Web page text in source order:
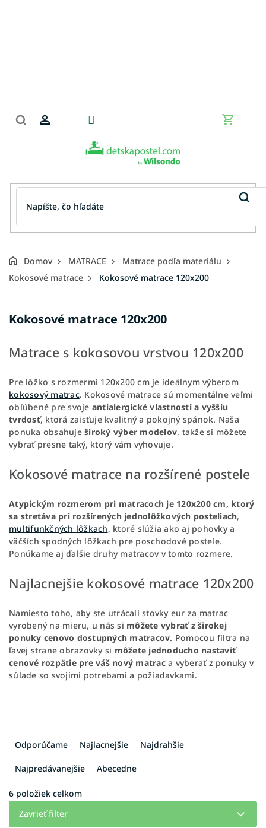
Domov MATRACE
Matrace podľa materiálu
Kokosové matrace
Kokosové matrace 120x200
Kokosové matrace 120x200
Matrace s kokosovou vrstvou 120x200
Pre lôžko s rozmermi 120x200 cm je ideálnym výberom
kokosový matrac. Kokosové matrace sú momentálne veľmi
obľúbené pre svoje antialergické vlastnosti a vyššiu
tvrdosť, ktorá zaisťuje kvalitný a pokojný spánok. Naša
ponuka obsahuješiroký výber modelov, takže si môžete
vybrať presne taký, ktorý vám vyhovuje.
Kokosové matrace na rozšírené postele
Atypickým rozmerom pri matracoch je 120x200 cm, ktorý
sa stretáva pri rozšírených jednolôžkových posteliach,
multifunkčných lôžkach, ktoré slúžia ako aj pohovky a
väčších spodných lôžkach pre poschodové postele.
Ponúkame aj ďalšie druhy matracov v tomto rozmere.
Najlacnejšie kokosové matrace 120x200
Namiesto toho, aby ste utrácali stovky eur za matrac
vyrobený na mieru, u nás si môžete vybrať z širokej
ponuky cenovo dostupných matracov. Pomocou filtra na
ľavej strane obrazovky si môžete jednoducho nastaviť
cenové rozpätie pre váš nový matraca vyberať z ponuky v
súlade so svojimi potrebami a požiadavkami.
a
i
e
Odporúčame Najlacnejšie Najdrahšie
Najpredávanejšie Abecedne
6 položiek celkom
Zavrieť filter